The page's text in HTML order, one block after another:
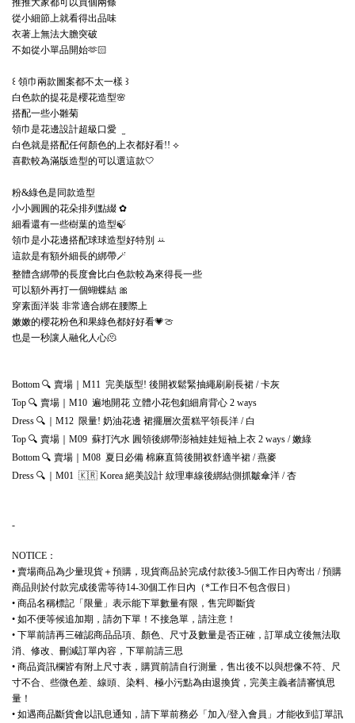
從小細節上就看得出品味
衣著上無法大膽突破
不如從小單品開始🫶🏻
꒰ 領巾兩款圖案都不太一樣 ꒱
白色款的提花是櫻花造型🌸
搭配一些小雛菊
領巾是花邊設計超級口愛
白色就是搭配任何顏色的上衣都好看!! ⟡
喜歡較為滿版造型的可以選這款🤍
粉&綠色是同款造型
小小圓圓的花朵排列點綴 ✿
細看還有一些樹葉的造型🍃
領巾是小花邊搭配球球造型好特別 ꕁ
這款是有額外細長的綁帶🪄
整體含綁帶的長度會比白色款較為來得長一些
可以額外再打一個蝴蝶結 🎀
穿素面洋裝非常適合綁在腰際上
嫩嫩的櫻花粉色和果綠色都好好看💗🍈
也是一秒讓人融化人心🫠
Bottom 🔍 賣場 ｜ M11 完美版型! 後開衩鬆緊抽繩刷刷長裙 /卡灰
Top 🔍 賣場 ｜ M10 遍地開花立體小花包釦細肩背心 2 ways
Dress 🔍 ｜ M12 限量! 奶油花邊 裙擺層次蛋糕平領長洋 /白
Top 🔍 賣場｜ M09 蘇打汽水 圓領後綁帶澎袖娃娃短袖上衣 2 ways /嫩綠
Bottom 🔍 賣場 ｜ M08 夏日必備棉麻直筒後開衩舒適半裙 /燕麥
Dress 🔍 ｜ M01 🇰🇷 Korea 絕美設計紋理車線後綁結側抓皺傘洋 /杏
-
NOTICE ：
• 賣場商品為少量現貨＋預購，現貨商品於完成付款後3-5個工作日內寄出 /預購
商品則於付款完成後需等待14-30個工作日內（*工作日不包含假日）
• 商品名稱標記「限量」表示能下單數量有限，售完即斷貨
• 如不便等候追加期，請勿下單！不接急單，請注意！
• 下單前請再三確認商品品項、顏色、尺寸及數量是否正確，訂單成立後無法取
消、修改、刪減訂單內容，下單前請三思
• 商品資訊欄皆有附上尺寸表，購買前請自行測量，售出後不以與想像不符、尺
寸不合、些微色差、線頭、染料、極小污點為由退換貨，完美主義者請審慎思
量！
• 如遇商品斷貨會以訊息通知，請下單前務必「加入/登入會員」才能收到訂單訊